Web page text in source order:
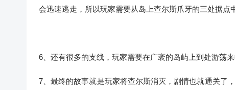
会迅速逃走，所以玩家需要从岛上查尔斯爪牙的三处据点
6、还有很多的支线，玩家需要在广袤的岛屿上到处游荡
7、最终的故事就是玩家将查尔斯消灭，剧情也就通关了